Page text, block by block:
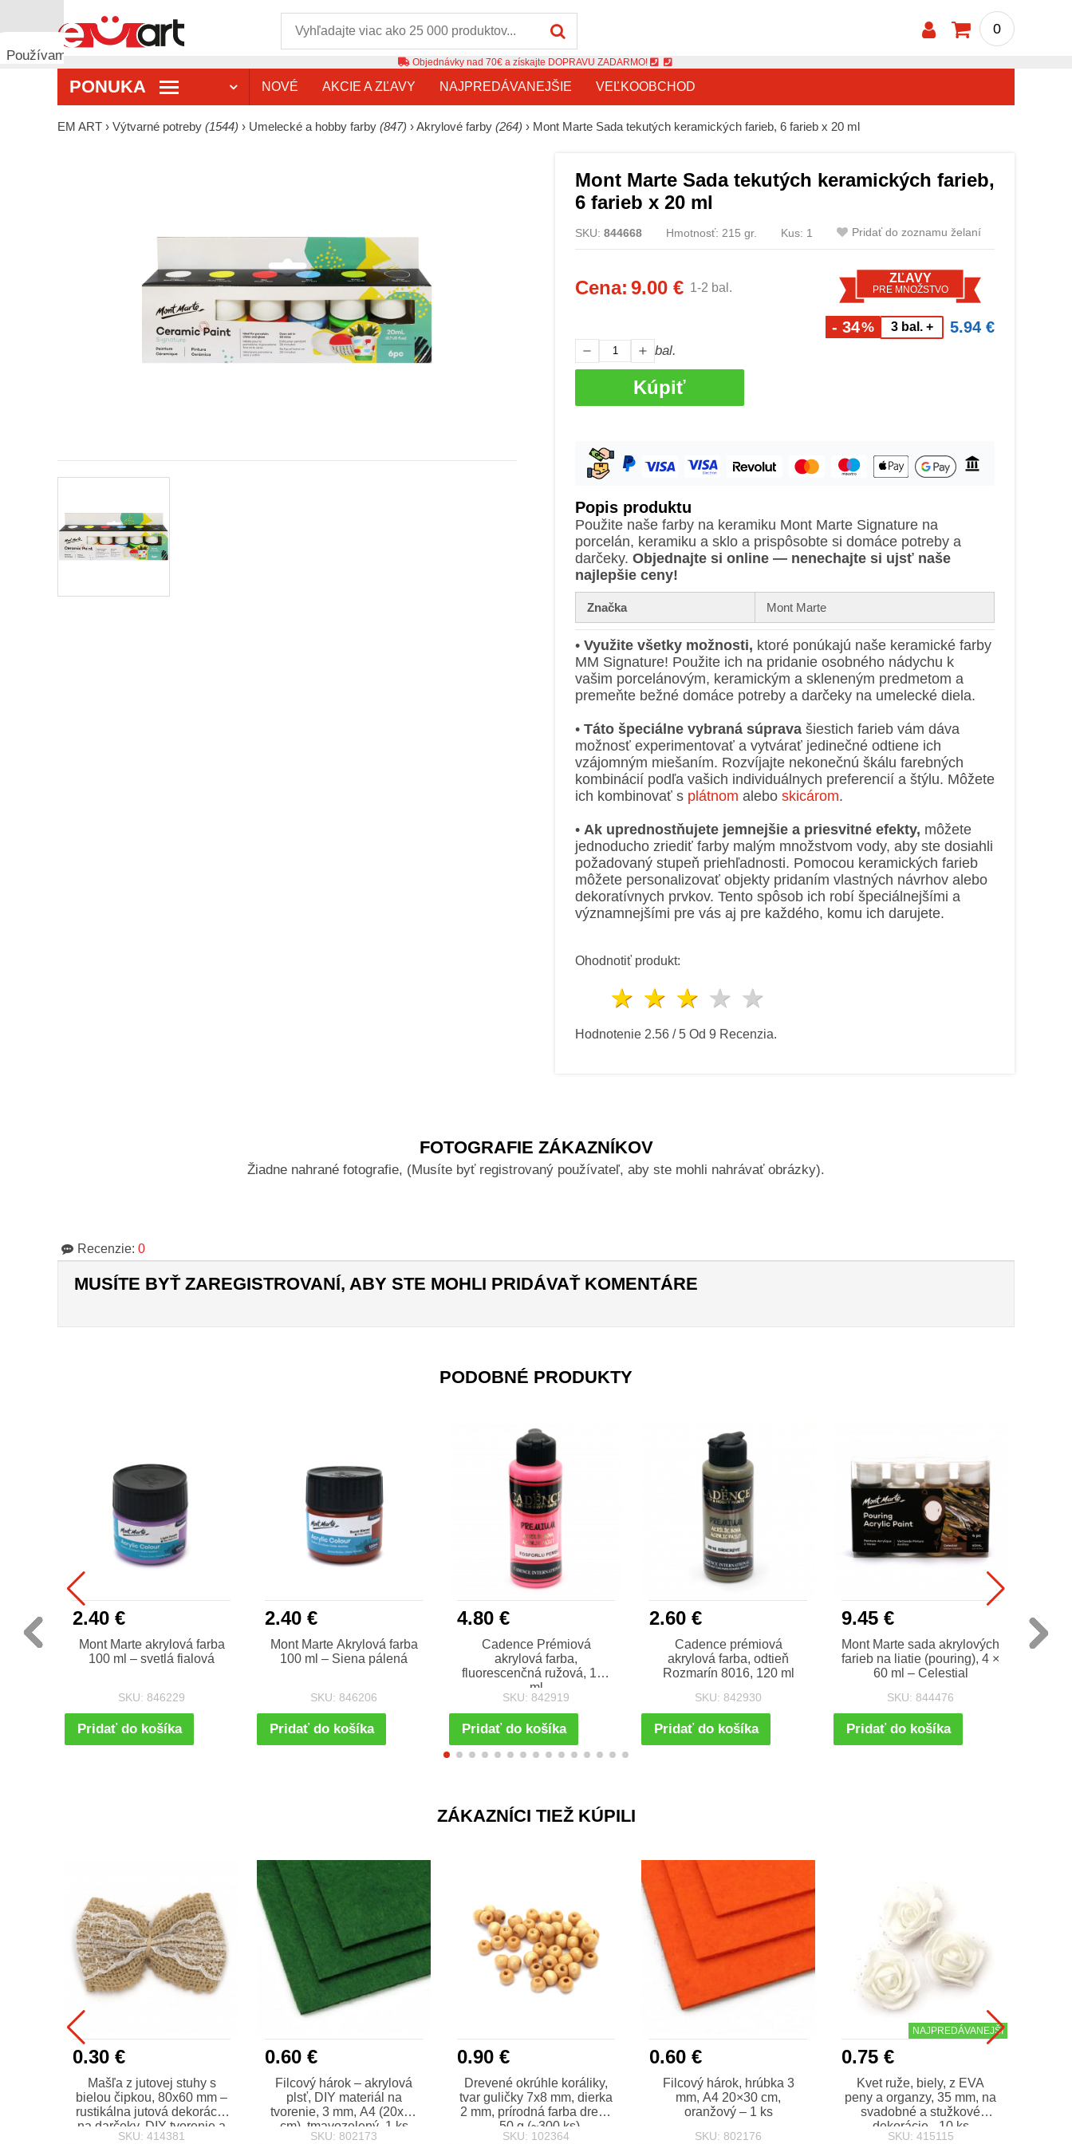
Používame
Používame
používaním
0
Objednávky nad 70€ a získajte DOPRAVU ZADARMO!
PONUKA NOVÉ AKCIE A ZĽAVY NAJPREDÁVANEJŠIE VEĽKOOBCHOD
EM ART › Výtvarné potreby (1544) › Umelecké a hobby farby (847) ›Akrylové farby (264) › Mont Marte Sada tekutých keramických farieb, 6 farieb x 20 ml
Mont Marte Sada tekutých keramických farieb,
6 farieb x 20 ml
SKU: 844668 Hmotnosť: 215 gr. Kus: 1 Pridať do zoznamu želaní
Cena: 9.00 € 1-2 bal.
ZĽAVY
PRE MNOŽSTVO
- 34% 3 bal. + 5.94 €
bal.
Kúpiť
Popis produktu
Použite naše farby na keramiku Mont Marte Signature na
porcelán, keramiku a sklo a prispôsobte si domáce potreby a
darčeky. Objednajte si online — nenechajte si ujsť naše
najlepšie ceny!
Značka Mont Marte
• Využite všetky možnosti, ktoré ponúkajú naše keramické farby
MM Signature! Použite ich na pridanie osobného nádychu k
vašim porcelánovým, keramickým a skleneným predmetom a
premeňte bežné domáce potreby a darčeky na umelecké diela.
• Táto špeciálne vybraná súprava šiestich farieb vám dáva
možnosť experimentovať a vytvárať jedinečné odtiene ich
vzájomným miešaním. Rozvíjajte nekonečnú škálu farebných
kombinácií podľa vašich individuálnych preferencií a štýlu. Môžete
ich kombinovať s plátnom alebo skicárom.
• Ak uprednostňujete jemnejšie a priesvitné efekty, môžete
jednoducho zriediť farby malým množstvom vody, aby ste dosiahli
požadovaný stupeň priehľadnosti. Pomocou keramických farieb
môžete personalizovať objekty pridaním vlastných návrhov alebo
dekoratívnych prvkov. Tento spôsob ich robí špeciálnejšími a
významnejšími pre vás aj pre každého, komu ich darujete.
Ohodnotiť produkt:
4 hviezdy
3 hviezdy
2 hviezdy
1 hviezda
Hodnotenie 2.56 / 5 Od 9 Recenzia.
FOTOGRAFIE ZÁKAZNÍKOV
Žiadne nahrané fotografie, (Musíte byť registrovaný používateľ, aby ste mohli nahrávať obrázky).
Recenzie: 0
MUSÍTE BYŤ ZAREGISTROVANÍ, ABY STE MOHLI PRIDÁVAŤ KOMENTÁRE
PODOBNÉ PRODUKTY
2.40 €
Mont Marte akrylová farba
100 ml – svetlá fialová
SKU: 846229
Pridať do košíka
2.40 €
Mont Marte Akrylová farba
100 ml – Siena pálená
SKU: 846206
Pridať do košíka
4.80 €
Cadence Prémiová
akrylová farba,
fluorescenčná ružová, 120
ml
SKU: 842919
Pridať do košíka
2.60 €
Cadence prémiová
akrylová farba, odtieň
Rozmarín 8016, 120 ml
SKU: 842930
Pridať do košíka
9.45 €
Mont Marte sada akrylových
farieb na liatie (pouring), 4 ×
60 ml – Celestial
SKU: 844476
Pridať do košíka
ZÁKAZNÍCI TIEŽ KÚPILI
0.30 €
Mašľa z jutovej stuhy s
bielou čipkou, 80x60 mm –
rustikálna jutová dekorácia
na darčeky, DIY tvorenie a
domáce dekorácie
SKU: 414381
0.60 €
Filcový hárok – akrylová
plsť, DIY materiál na
tvorenie, 3 mm, A4 (20x30
cm), tmavozelený, 1 ks
SKU: 802173
0.90 €
Drevené okrúhle koráliky,
tvar guličky 7x8 mm, dierka
2 mm, prírodná farba dreva
- 50 g (~300 ks)
SKU: 102364
0.60 €
Filcový hárok, hrúbka 3
mm, A4 20×30 cm,
oranžový – 1 ks
SKU: 802176
NAJPREDÁVANEJŠÍ
0.75 €
Kvet ruže, biely, z EVA
peny a organzy, 35 mm, na
svadobné a stužkové
dekorácie - 10 ks
SKU: 415115